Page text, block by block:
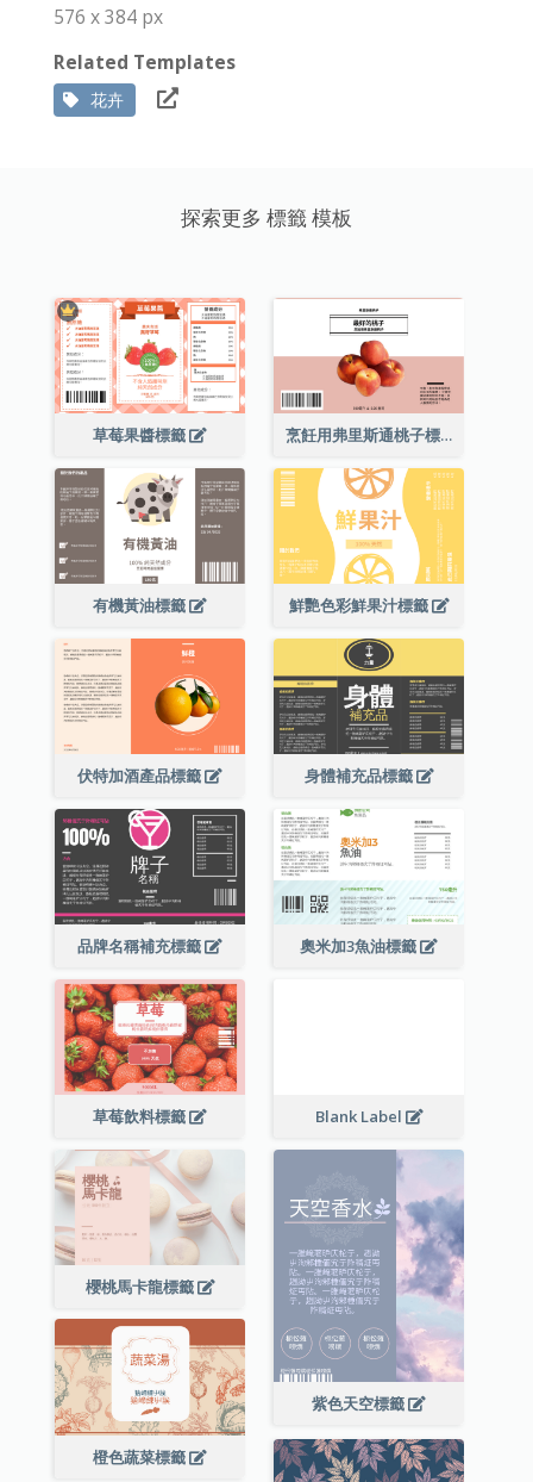
576 x 384 px
Related Templates
花卉
探索更多 標籤 模板
草莓果醬標籤 烹飪用弗里斯通桃子標籤
有機黃油標籤 鮮艷色彩鮮果汁標籤
伏特加酒產品標籤 身體補充品標籤
品牌名稱補充標籤 奧米加3魚油標籤
草莓飲料標籤 Blank Label
櫻桃馬卡龍標籤
紫色天空標籤
橙色蔬菜標籤